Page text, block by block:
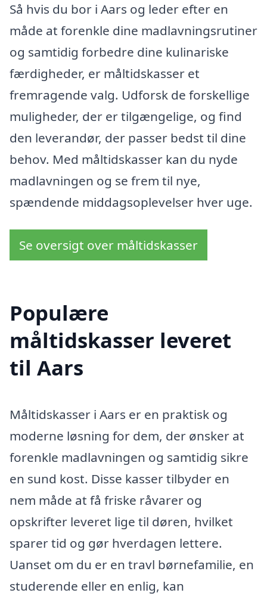
Så hvis du bor i Aars og leder efter en
måde at forenkle dine madlavningsrutiner
og samtidig forbedre dine kulinariske
færdigheder, er måltidskasser et
fremragende valg. Udforsk de forskellige
muligheder, der er tilgængelige, og find
den leverandør, der passer bedst til dine
behov. Med måltidskasser kan du nyde
madlavningen og se frem til nye,
spændende middagsoplevelser hver uge.
Se oversigt over måltidskasser
Populære
måltidskasser leveret
til Aars
Måltidskasser i Aars er en praktisk og
moderne løsning for dem, der ønsker at
forenkle madlavningen og samtidig sikre
en sund kost. Disse kasser tilbyder en
nem måde at få friske råvarer og
opskrifter leveret lige til døren, hvilket
sparer tid og gør hverdagen lettere.
Uanset om du er en travl børnefamilie, en
studerende eller en enlig, kan